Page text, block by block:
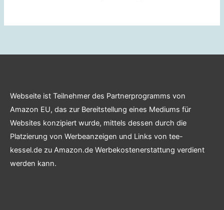
Webseite ist Teilnehmer des Partnerprogramms von
Amazon EU, das zur Bereitstellung eines Mediums für
Websites konzipiert wurde, mittels dessen durch die
Platzierung von Werbeanzeigen und Links von tee-
kessel.de zu Amazon.de Werbekostenerstattung verdient
werden kann.